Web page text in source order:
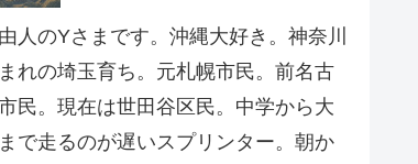
人のYさまです。沖縄大好き。神奈川
れの埼玉育ち。元札幌市民。前名古
民。現在は世田谷区民。中学から大
で走るのが遅いスプリンター。朝か